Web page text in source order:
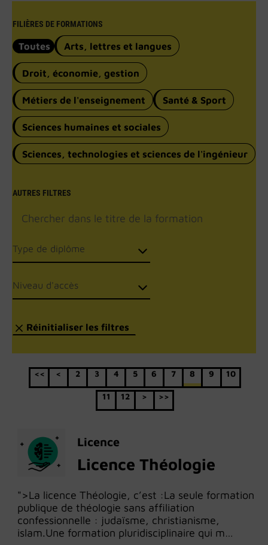
FILIÈRES DE FORMATIONS
Toutes Arts, lettres et langues
Droit, économie, gestion
Métiers de l'enseignement Santé & Sport
Sciences humaines et sociales
Sciences, technologies et sciences de l'ingénieur
AUTRES FILTRES
<< < 2 3 4 5 6 7 8 9 10
11 12 > >>
Licence
Licence Théologie
">La licence Théologie, c’est :La seule formation
publique de théologie sans affiliation
confessionnelle : judaïsme, christianisme,
islam.Une formation pluridisciplinaire qui m…